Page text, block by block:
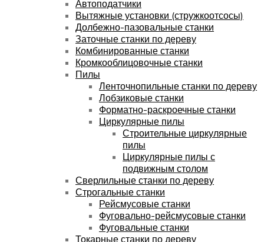
Автоподатчики
Вытяжные установки (стружкоотсосы)
Долбежно-пазовальные станки
Заточные станки по дереву
Комбинированные станки
Кромкооблицовочные станки
Пилы
Ленточнопильные станки по дереву
Лобзиковые станки
Форматно-раскроечные станки
Циркулярные пилы
Строительные циркулярные
пилы
Циркулярные пилы с
подвижным столом
Сверлильные станки по дереву
Строгальные станки
Рейсмусовые станки
Фуговально-рейсмусовые станки
Фуговальные станки
Токарные станки по дереву